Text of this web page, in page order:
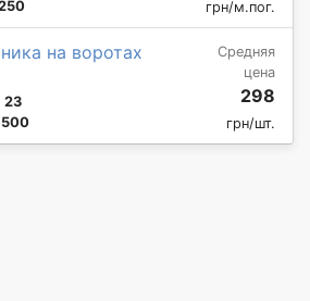
грн/м.пог.
на воротах
23
Средняя
цена
298
грн/шт.